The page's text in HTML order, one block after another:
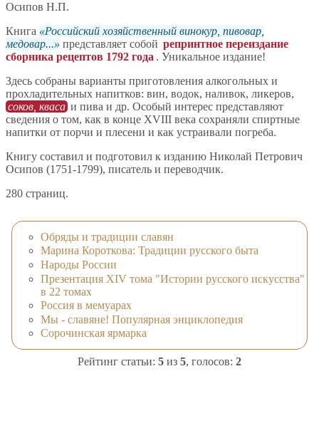
Осипов Н.П.
Книга
Российский хозяйственный винокур, пивовар,
медовар...
представляет собой репринтное переиздание
сборника рецептов 1792 года . Уникальное издание!
Здесь собраны варианты приготовления алкогольных и
прохладительных напитков: вин, водок, наливок, ликеров,
соков, кваса и пива и др. Особый интерес представляют
сведения о том, как в конце XVIII века сохраняли спиртные
напитки от порчи и плесени и как устраивали погреба.
Книгу составил и подготовил к изданию Николай Петрович
Осипов (1751-1799), писатель и переводчик.
280 страниц.
Обряды и традиции славян
Марина Короткова: Традиции русского быта
Народы России
Презентация XIV тома "Истории русского искусства"
в 22 томах
Россия в мемуарах
Мы - славяне! Популярная энциклопедия
Сорочинская ярмарка
Рейтинг статьи: 5 из 5, голосов: 2